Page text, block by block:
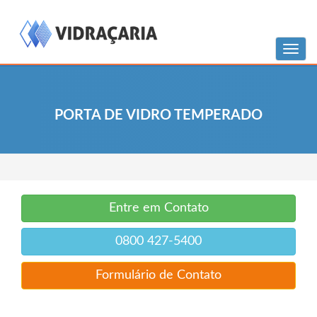
PORTA DE VIDRO TEMPERADO
Menu
Entre em Contato
0800 427-5400
Formulário de Contato